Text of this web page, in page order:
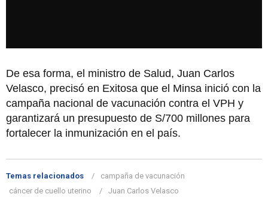
De esa forma, el ministro de Salud, Juan Carlos
Velasco, precisó en Exitosa que el Minsa inició con la
campaña nacional de vacunación contra el VPH y
garantizará un presupuesto de S/700 millones para
fortalecer la inmunización en el país.
Temas relacionados
campaña de vacunación
cáncer de cuello uterino
Juan Carlos Velasco